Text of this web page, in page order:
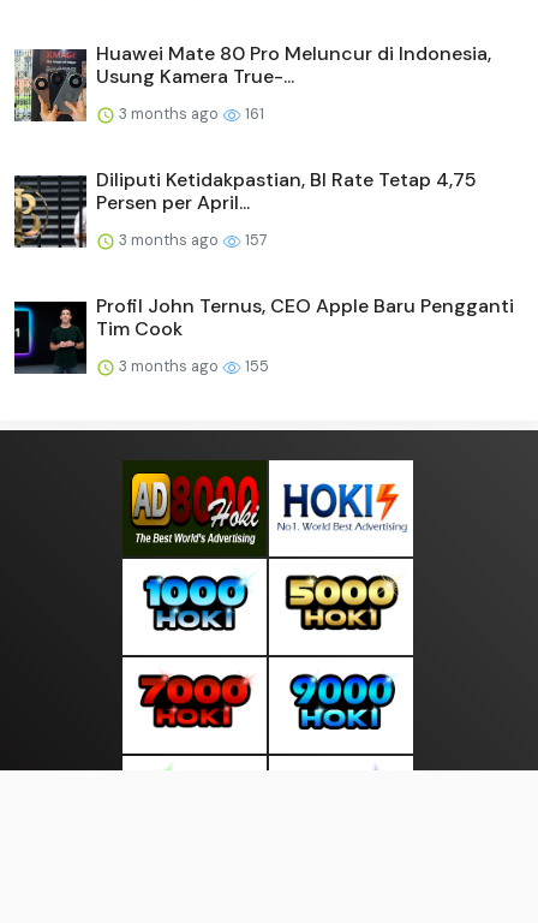
Huawei Mate 80 Pro Meluncur di Indonesia,
Usung Kamera True-...
3 months ago 161
Diliputi Ketidakpastian, BI Rate Tetap 4,75
Persen per April...
3 months ago 157
Profil John Ternus, CEO Apple Baru Pengganti
Tim Cook
3 months ago 155